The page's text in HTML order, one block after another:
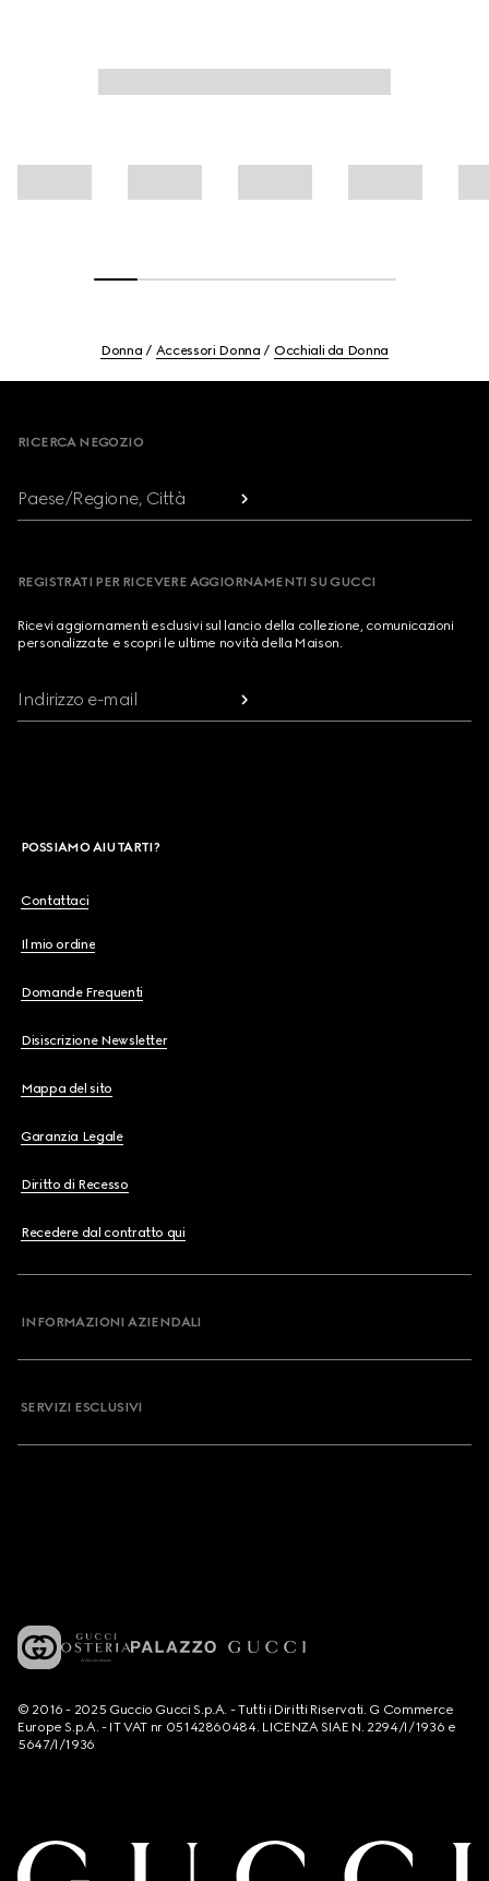
Donna Accessori Donna Occhiali da Donna
RICERCA NEGOZIO
Paese/Regione, Città
REGISTRATI PER RICEVERE AGGIORNAMENTI SU GUCCI
Ricevi aggiornamenti esclusivi sul lancio della collezione, comunicazioni
personalizzate e scopri le ultime novità della Maison.
Indirizzo e-mail
POSSIAMO AIUTARTI?
Contattaci
Il mio ordine
Domande Frequenti
Disiscrizione Newsletter
Mappa del sito
Garanzia Legale
Diritto di Recesso
Recedere dal contratto qui
INFORMAZIONI AZIENDALI
SERVIZI ESCLUSIVI
© 2016 - 2025 Guccio Gucci S.p.A. - Tutti i Diritti Riservati. G Commerce
Europe S.p.A. - IT VAT nr 05142860484. LICENZA SIAE N. 2294/I/1936 e
5647/I/1936